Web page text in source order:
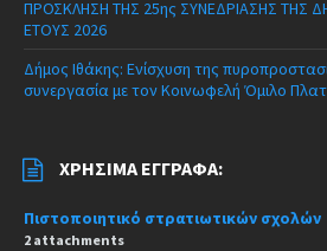
ΠΡΟΣΚΛΗΣΗ ΤΗΣ 25ης ΣΥΝΕΔΡΙΑΣΗΣ ΤΗΣ
ΕΤΟΥΣ 2026
Δήμος Ιθάκης: Ενίσχυση της
συνεργασία με τον Κοινωφελή Όμιλο
ΧΡΉΣΙΜΑ ΈΓΓΡΑΦΑ:
Πιστοποιητικό στρατιωτικών σχολών
2 attachments